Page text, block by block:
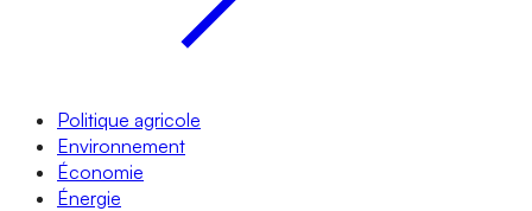
Politique agricole
Environnement
Économie
Énergie